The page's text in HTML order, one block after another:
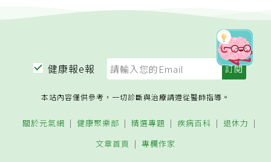
健康報e報
本站內容僅供參考，一切診斷與治療請遵從醫師指導。
關於元氣網 健康聚樂部 精選專題 疾病百科
退休力
文章首頁
專欄作家